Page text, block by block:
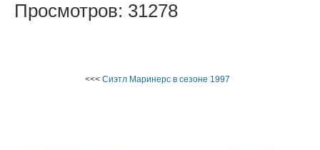
Просмотров: 31278
<<< Сиэтл Маринерс в сезоне 1997